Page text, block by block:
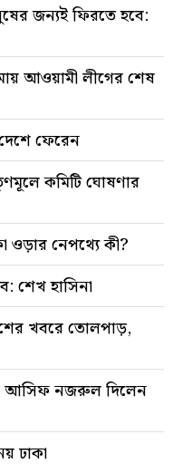
জন্যই ফিরতে হবে:
আওয়ামী লীগের শেষ
ফেরেন
কমিটি ঘোষণার
ওড়ার নেপথ্যে কী?
শেখ হাসিনা
খবরে তোলপাড়,
আসিফ নজরুল দিলেন
ঢাকা